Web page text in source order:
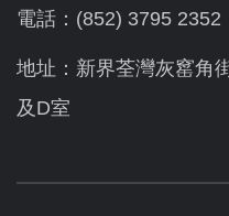
電話：(852) 3795 2352
地址：新界荃灣灰窰角
及D室